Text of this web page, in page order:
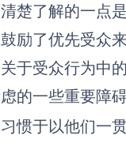
楚了解的一点
励了优先受众
于受众行为中
的一些重要障
惯于以他们一